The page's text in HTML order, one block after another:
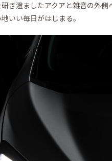
ぎ澄ましたアクアと雑音の外側
いい毎日がはじまる。